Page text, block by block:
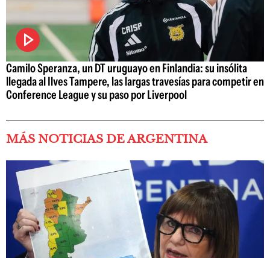
Camilo Speranza, un DT uruguayo en Finlandia: su insólita
llegada al Ilves Tampere, las largas travesías para competir en
Conference League y su paso por Liverpool
MÁS NOTICIAS DE ARGENTINA